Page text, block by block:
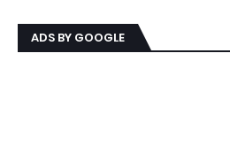
ADS BY GOOGLE